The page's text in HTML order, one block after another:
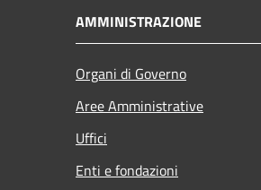
AMMINISTRAZIONE
Organi di Governo
Aree Amministrative
Uffici
Enti e fondazioni